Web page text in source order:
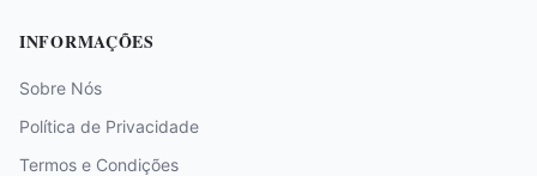
INFORMAÇÕES
Sobre Nós
Política de Privacidade
Termos e Condições